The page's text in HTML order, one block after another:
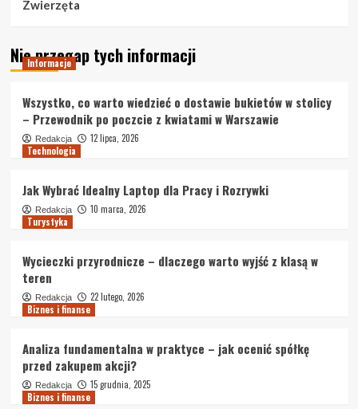
Zwierzęta
Nie przegap tych informacji
Informacje
Wszystko, co warto wiedzieć o dostawie bukietów w stolicy
– Przewodnik po poczcie z kwiatami w Warszawie
Redakcja
12 lipca, 2026
Technologia
Jak Wybrać Idealny Laptop dla Pracy i Rozrywki
Redakcja
10 marca, 2026
Turystyka
Wycieczki przyrodnicze – dlaczego warto wyjść z klasą w
teren
Redakcja
22 lutego, 2026
Biznes i finanse
Analiza fundamentalna w praktyce – jak ocenić spółkę
przed zakupem akcji?
Redakcja
15 grudnia, 2025
Biznes i finanse